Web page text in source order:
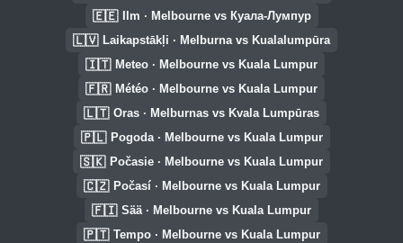
🇪🇪 Ilm · Melbourne vs Куала-Лумпур
🇱🇻 Laikapstākļi · Melburna vs Kualalumpūra
🇮🇹 Meteo · Melbourne vs Kuala Lumpur
🇫🇷 Météo · Melbourne vs Kuala Lumpur
🇱🇹 Oras · Melburnas vs Kvala Lumpūras
🇵🇱 Pogoda · Melbourne vs Kuala Lumpur
🇸🇰 Počasie · Melbourne vs Kuala Lumpur
🇨🇿 Počasí · Melbourne vs Kuala Lumpur
🇫🇮 Sää · Melbourne vs Kuala Lumpur
🇵🇹 Tempo · Melbourne vs Kuala Lumpur